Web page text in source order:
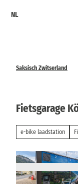
NL
Saksisch Zwitserland
Fietsgarage
e-bike laadstation